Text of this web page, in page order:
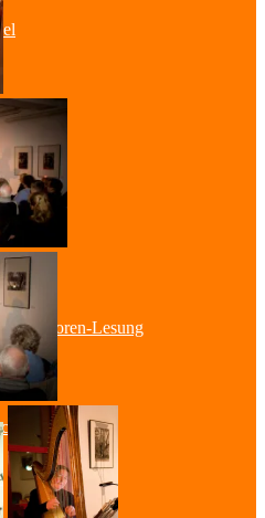
& Autoren-Lesung
Lesung